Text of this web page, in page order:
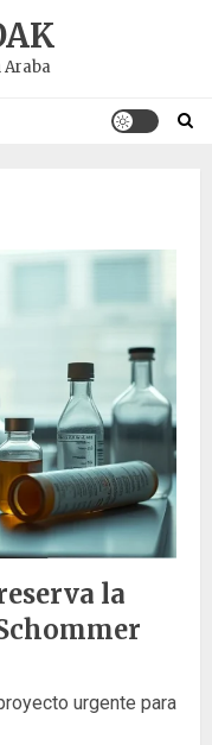
la
urgente para